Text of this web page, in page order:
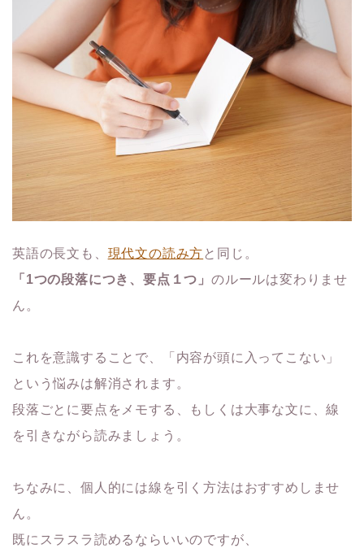
英語の長文も、 現代文の読み方 と同じ。
「1つの段落につき、要点１つ」 のルールは変わりませ
ん。
これを意識することで、「内容が頭に入ってこない」
という悩みは解消されます。
段落ごとに要点をメモする、もしくは大事な文に
、線
を引きながら読みましょう。
ちなみに、個人的には線を引く方法はおすすめしませ
ん。
既にスラスラ読めるならいいのですが、